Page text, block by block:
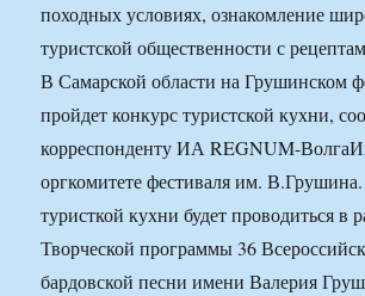
походных условиях, ознакомление
туристской общественности с
В Самарской области на Грушинском
пройдет конкурс туристской кухни,
корреспонденту ИА REGNUM-
оргкомитете фестиваля им.
туристкой кухни будет проводиться в
Творческой программы 36
бардовской песни имени Валерия